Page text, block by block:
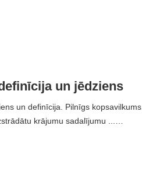
un jēdziens
un definīcija. Pilnīgs kopsavilkums.
krājumu sadalījumu ...…